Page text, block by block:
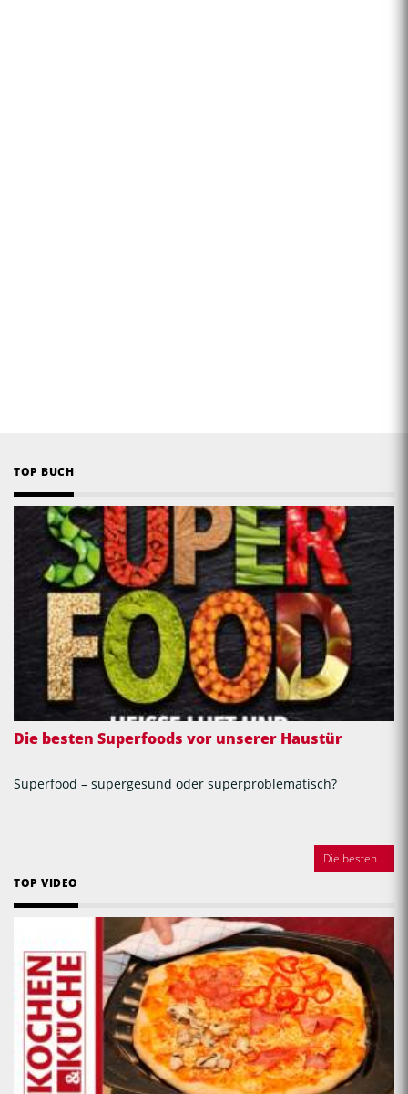
TOP BUCH
Die besten Superfoods vor unserer Haustür
Superfood – supergesund oder superproblematisch?
Die besten...
TOP VIDEO